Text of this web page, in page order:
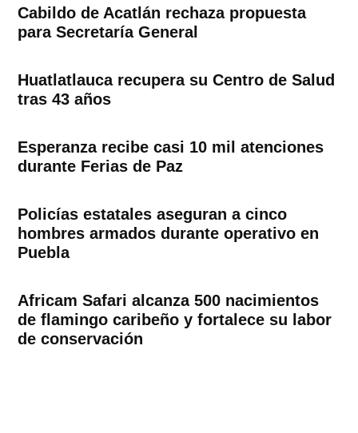
Cabildo de Acatlán rechaza propuesta
para Secretaría General
Huatlatlauca recupera su Centro de Salud
tras 43 años
Esperanza recibe casi 10 mil atenciones
durante Ferias de Paz
Policías estatales aseguran a cinco
hombres armados durante operativo en
Puebla
Africam Safari alcanza 500 nacimientos
de flamingo caribeño y fortalece su labor
de conservación